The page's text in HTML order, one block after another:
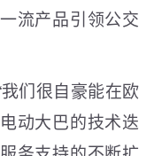
流产品引领公交
们很自豪能在欧
动大巴的技术迭